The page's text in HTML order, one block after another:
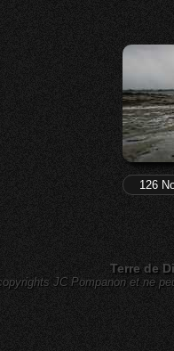
126
Terre de
JC Pompanon et ne